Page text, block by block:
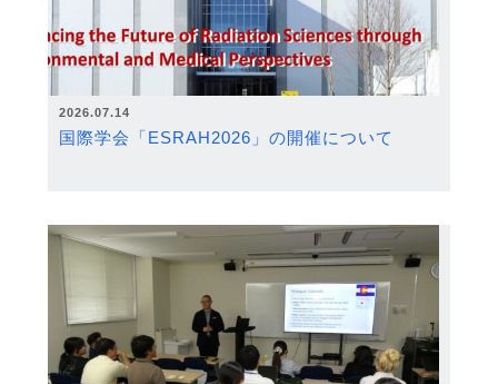
2026.07.14
国際学会「ESRAH2026」の開催について